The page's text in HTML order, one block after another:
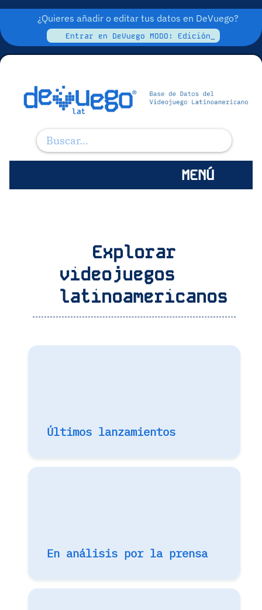
¿Quieres añadir o editar tus datos en DeVuego?
Entrar en DeVuego MODO: Edición_
MENÚ
Explorar
videojuegos
latinoamericanos
Últimos lanzamientos
En análisis por la prensa